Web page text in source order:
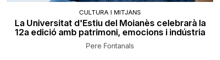
CULTURA I MITJANS
La Universitat d'Estiu del Moianès celebrarà la
12a edició amb patrimoni, emocions i indústria
Pere Fontanals